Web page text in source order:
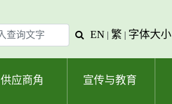
查
字
EN | 繁 | 字体大小
供应商角 宣传与教育